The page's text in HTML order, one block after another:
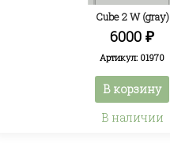
Cube 2 W (gray)
6000₽
Артикул: 01970
В корзину
В наличии